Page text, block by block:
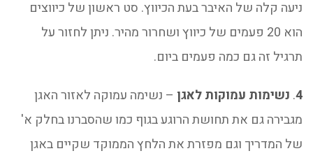
ניעה קלה של האיבר בעת הכיווץ. סט ראשון של כיווצים
הוא 20 פעמים של כיווץ ושחרור מהיר. ניתן לחזור על
תרגיל זה גם כמה פעמים ביום.
4
. נשימות עמוקות לאגן – נשימה עמוקה לאזור האגן
מגבירה גם את תחושת הרוגע בגוף כמו שהסברנו בחלק א'
של המדריך וגם מפזרת את הלחץ הממוקד שקיים באגן